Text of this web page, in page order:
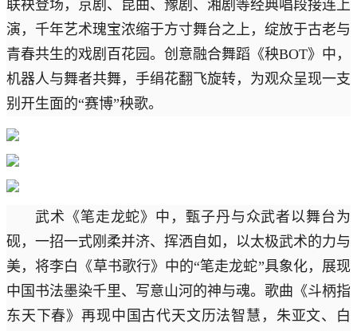
联袂登场，京剧、昆曲、豫剧、湘剧等经典唱段接连上
演，千年艺术瑰宝浓缩于方寸舞台之上，绽放于古老与
青春共生的戏剧百花园。创意融合舞蹈《秧BOT》中，
机器人与舞者共舞，手绢花翻飞旋转，为观众呈现一支
别开生面的“赛博”秧歌。
武术《笔走龙蛇》中，甄子丹与众武者以舞台为
砚，一招一式刚柔并济、挥洒自如，以太极武术的力与
美，将李白《草书歌行》中的“笔走龙蛇”具象化，展现
中国书法墨染千里、写意山河的神与魂。歌曲《斗柄指
东天下春》再现中国古代天文历法智慧，朱亚文、白